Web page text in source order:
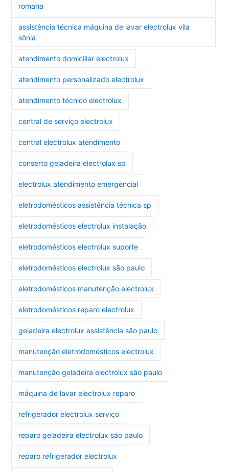
romana
assistência técnica máquina de lavar electrolux vila
sônia
atendimento domiciliar electrolux
atendimento personalizado electrolux
atendimento técnico electrolux
central de serviço electrolux
central electrolux atendimento
conserto geladeira electrolux sp
electrolux atendimento emergencial
eletrodomésticos assistência técnica sp
eletrodomésticos electrolux instalação
eletrodomésticos electrolux suporte
eletrodomésticos electrolux são paulo
eletrodomésticos manutenção electrolux
eletrodomésticos reparo electrolux
geladeira electrolux assistência são paulo
manutenção eletrodomésticos electrolux
manutenção geladeira electrolux são paulo
máquina de lavar electrolux reparo
refrigerador electrolux serviço
reparo geladeira electrolux são paulo
reparo refrigerador electrolux